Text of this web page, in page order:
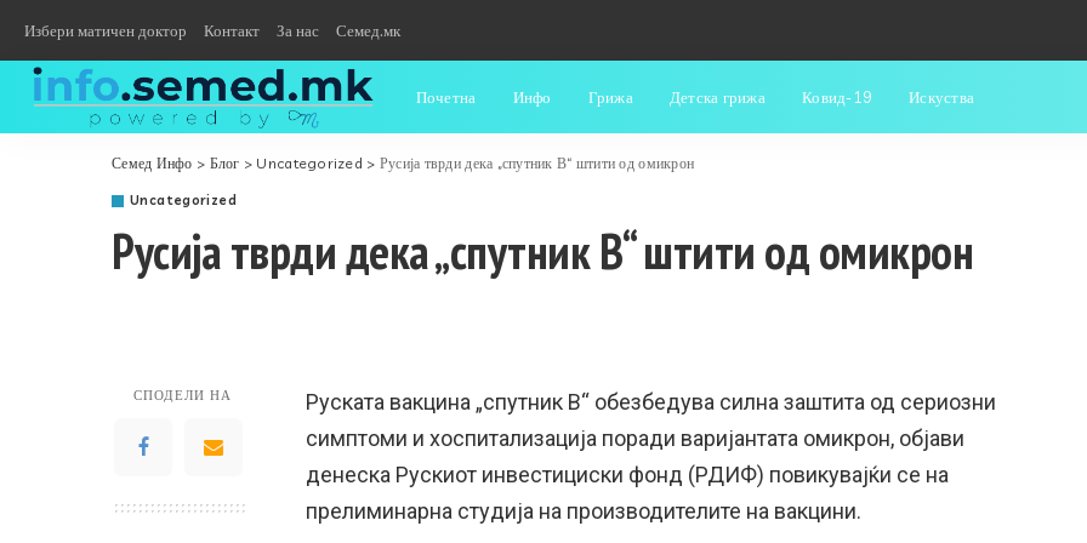
Избери матичен доктор Контакт За нас Семед.мк
Почетна Инфо Грижа Детска грижа Ковид-19 Искуства
Семед Инфо > Блог > Uncategorized > Русија тврди дека „спутник В“ штити од омикрон
Uncategorized
Русија тврди дека „спутник В“ штити од омикрон
СПОДЕЛИ НА
Руската вакцина „спутник В“ обезбедува силна заштита од сериозни
симптоми и хоспитализација поради варијантата омикрон, објави
денеска Рускиот инвестициски фонд (РДИФ) повикувајќи се на
прелиминарна студија на производителите на вакцини.